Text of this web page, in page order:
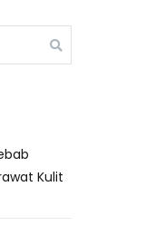
Kulit